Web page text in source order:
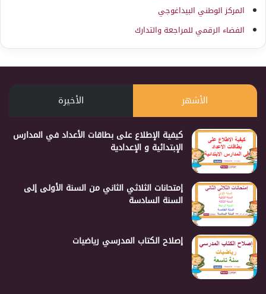
المركز الوطني البيداغوجي
الفضاء الرقمي للمراجعة والتدارك
الأشهر الأخيرة
كيفية الإطلاع على بطاقات الأعداد في المدارس
الإبتدائية و الإعدادية
إمتحانات الثلاثي الثاني من السنة الأولى إلى
السنة السادسة
إصلاح الكتاب المدرسي رياضيات